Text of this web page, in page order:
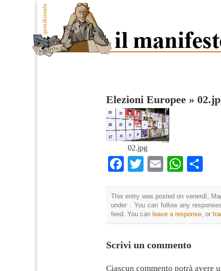
Elezioni Europee »
02.jpg
Facebook
TwitterEmail
This entry was posted on venerdì,
under . You can follow any
feed. You can leave a response , or
Scrivi un commento
Ciascun commento potrà avere